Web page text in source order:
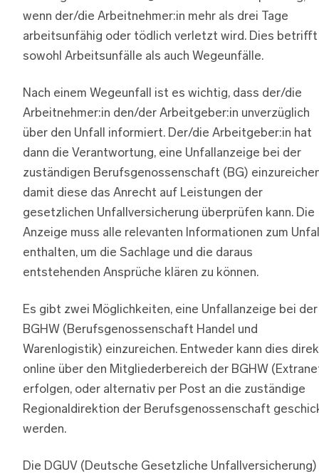
wenn der/die Arbeitnehmer:in mehr als drei Tage
arbeitsunfähig oder tödlich verletzt wird. Dies betrifft
sowohl Arbeitsunfälle als auch Wegeunfälle.
Nach einem Wegeunfall ist es wichtig, dass der/die
Arbeitnehmer:in den/der Arbeitgeber:in unverzüglich
über den Unfall informiert. Der/die Arbeitgeber:in hat
dann die Verantwortung, eine Unfallanzeige bei der
zuständigen Berufsgenossenschaft (BG)
damit diese das Anrecht auf Leistungen der
gesetzlichen Unfallversicherung überprüfen kann. Die
Anzeige muss alle relevanten Informationen zum
enthalten, um die Sachlage und die daraus
entstehenden Ansprüche klären zu können.
Es gibt zwei Möglichkeiten, eine Unfallanzeige bei der
BGHW (Berufsgenossenschaft Handel und
Warenlogistik) einzureichen. Entweder kann dies
online über den Mitgliederbereich der BGHW
erfolgen, oder alternativ per Post an die zuständige
Regionaldirektion der Berufsgenossenschaft
werden.
Die DGUV (Deutsche Gesetzliche Unfallversicherung)